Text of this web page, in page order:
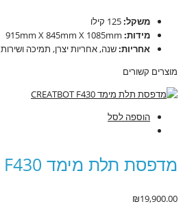
משקל:
מידות:
אחריות:שנה, אחריות יצרן, תמיכה ושירות
מוצרים קשורים
הוספה לסל
מדפסת תלת מימד CREATBOT F430
₪19,900.00